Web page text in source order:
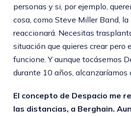
personas y si, por ejemplo,
cosa, como Steve Miller Band,
reaccionará. Necesitas
situación que quieres crear pero
funcione. Y aunque tocásemos
durante 10 años, alcanzaríamos
El concepto de Despacio me
las distancias, a Berghain.